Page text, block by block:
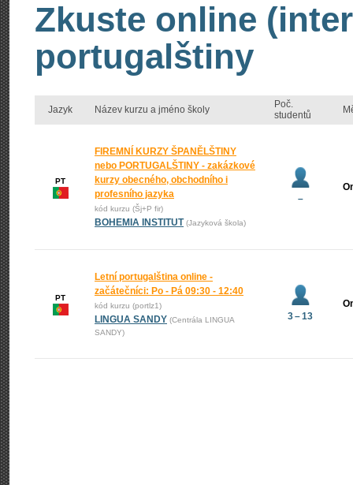
Zkuste online
portugalštiny
Jazyk Název kurzu a jméno školy
Poč.
studentů
PT
FIREMNÍ KURZY ŠPANĚLŠTINY
nebo PORTUGALŠTINY - zakázkové
kurzy obecného, obchodního i
profesního jazyka
kód kurzu (Šj+P fir)
BOHEMIA INSTITUT (Jazyková škola)
–
PT
Letní portugalština online -
začátečníci: Po - Pá 09:30 - 12:40
kód kurzu (portlz1)
LINGUA SANDY (Centrála LINGUA
SANDY)
3 – 13